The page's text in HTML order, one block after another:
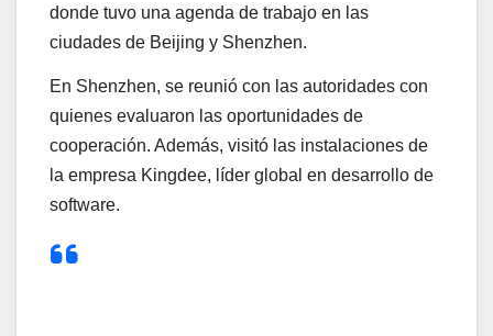
donde tuvo una agenda de trabajo en las
ciudades de Beijing y Shenzhen.
En Shenzhen, se reunió con las autoridades con
quienes evaluaron las oportunidades de
cooperación. Además, visitó las instalaciones de
la empresa Kingdee, líder global en desarrollo de
software.